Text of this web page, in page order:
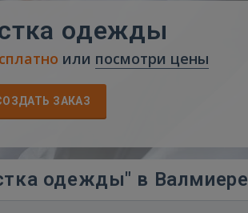
одежды
или посмотри цены
ЗАКАЗ
одежды" в Валмиере